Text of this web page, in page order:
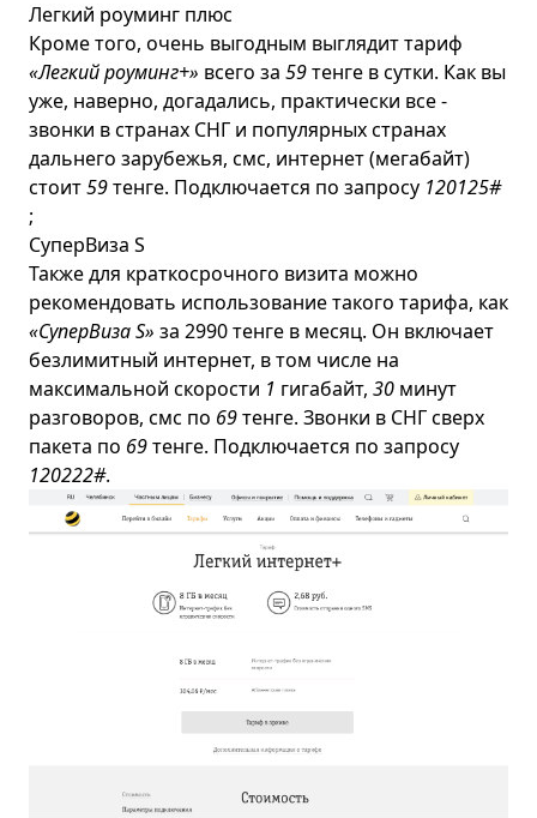
Легкий роуминг плюс
Кроме того, очень выгодным выглядит тариф
«Легкий роуминг+» всего за 59тенге в сутки. Как вы
уже, наверно, догадались, практически все -
звонки в странах СНГ и популярных странах
дальнего зарубежья, смс, интернет (мегабайт)
стоит59тенге. Подключается по запросу 120125#
;
СуперВиза S
Также для краткосрочного визита можно
рекомендовать использование такого тарифа, как
«СуперВиза S» за 2990 тенге в месяц. Он включает
безлимитный интернет, в том числе на
максимальной скорости 1 гигабайт, 30 минут
разговоров, смс по 69тенге. Звонки в СНГ сверх
пакета по 69тенге. Подключается по запросу
120222#.